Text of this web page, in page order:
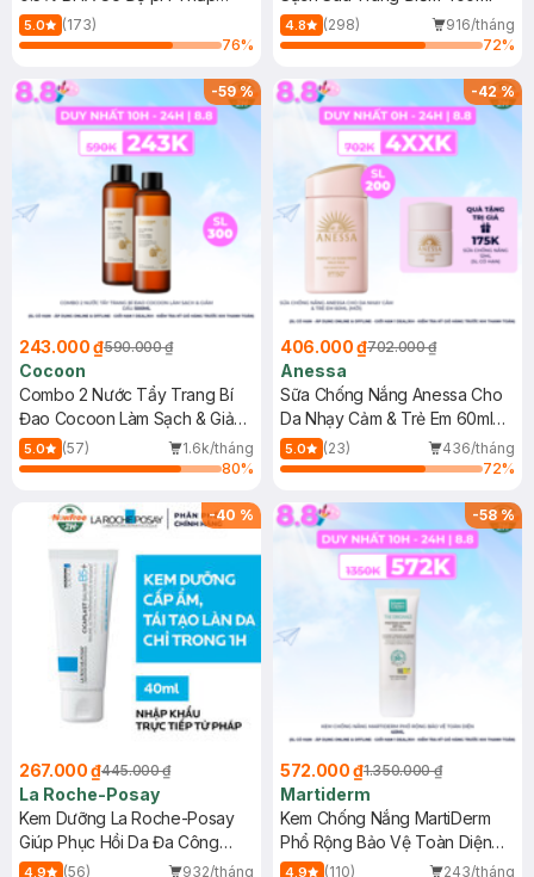
150ml
5.0
(173)
76%
4.8 (298)
916/tháng
72%
-59%
243.000 ₫590.000 ₫
Cocoon
Combo 2 Nước Tẩy Trang Bí
Đao Cocoon Làm Sạch & Giảm
Dầu 500ml
5.0 (57)
1.6k/tháng
80%
-42%
406.000 ₫702.000 ₫
Anessa
Sữa Chống Nắng Anessa Cho
Da Nhạy Cảm & Trẻ Em 60ml
(Mới)
5.0 (23)
436/tháng
72%
-40 %
267.000 ₫445.000 ₫
La Roche-Posay
Kem Dưỡng La Roche-Posay
Giúp Phục Hồi Da Đa Công
Dụng 40ml
4.9 (56)
932/tháng
-58%
572.000 ₫1.350.000 ₫
Martiderm
Kem Chống Nắng MartiDerm
Phổ Rộng Bảo Vệ Toàn Diện
40ml
4.9 (110)
243/tháng